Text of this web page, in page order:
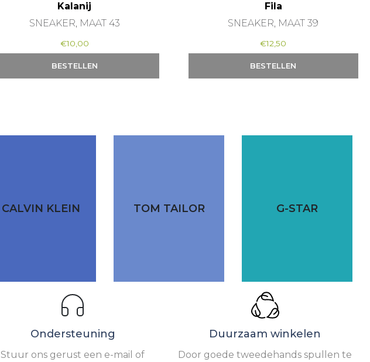
Kalanij
SNEAKER, MAAT 43
€10,00
BESTELLEN
Fila
SNEAKER, MAAT 39
€12,50
BESTELLEN
CALVIN KLEIN TOM TAILOR G-STAR
Ondersteuning
Stuur ons gerust een e-mail of
Duurzaam winkelen
Door goede tweedehands spullen te